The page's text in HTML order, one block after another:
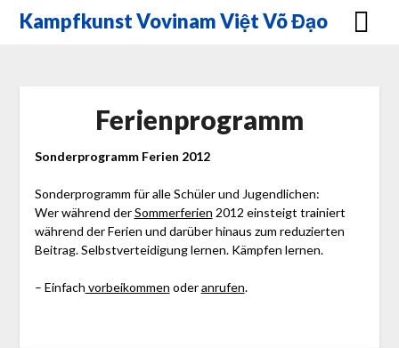
SkipKampfkunst Vovinam Việt Võ Đạo
Ferienprogramm
Sonderprogramm Ferien 2012
Sonderprogramm für alle Schüler und Jugendlichen:
Wer während derSommerferien 2012 einsteigt trainiert
während der Ferien und darüber hinaus zum reduzierten
Beitrag. Selbstverteidigung lernen. Kämpfen lernen.
– Einfach vorbeikommen oderanrufen.